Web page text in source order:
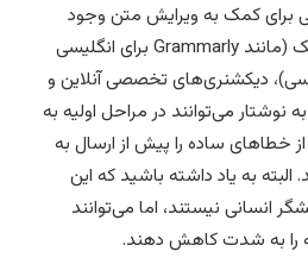
برای کمک به ویرایش متن وجود
دارند. نرم‌افزارهای گرامر چک (مانند Grammarly برای انگلیسی
دیکشنری‌های تخصصی آنلاین و
نوشتار می‌توانند در مراحل اولیه به
خطاهای ساده را پیش از ارسال به
البته به یاد داشته باشید که این
انسانی نیستند، اما می‌توانند
را به شدت کاهش دهند.